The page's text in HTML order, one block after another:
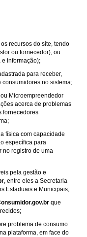
recursos do site, tendo
ou fornecedor), ou
e informação);
para receber,
no sistema;
Microempreendedor
acerca de problemas
fornecedores
física com capacidade
específica para
no registro de uma
pela gestão e
, entre eles a Secretaria
Estaduais e Municipais;
que
problema de consumo
plataforma, em face do